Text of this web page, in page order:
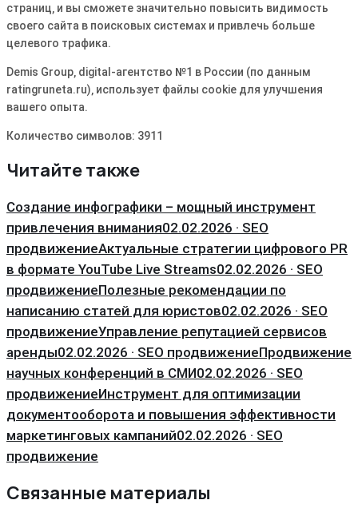
страниц‚ и вы сможете значительно повысить видимость
своего сайта в поисковых системах и привлечь больше
целевого трафика.
Demis Group‚ digital-агентство №1 в России (по данным
ratingruneta.ru)‚ использует файлы cookie для улучшения
вашего опыта.
Количество символов: 3911
Читайте также
Создание инфографики – мощный инструмент
привлечения внимания02.02.2026 · SEO
продвижениеАктуальные стратегии цифрового PR
в формате YouTube Live Streams02.02.2026 · SEO
продвижениеПолезные рекомендации по
написанию статей для юристов02.02.2026 · SEO
продвижениеУправление репутацией сервисов
аренды02.02.2026 · SEO продвижениеПродвижение
научных конференций в СМИ02.02.2026 · SEO
продвижениеИнструмент для оптимизации
документооборота и повышения эффективности
маркетинговых кампаний02.02.2026 · SEO
продвижение
Связанные материалы